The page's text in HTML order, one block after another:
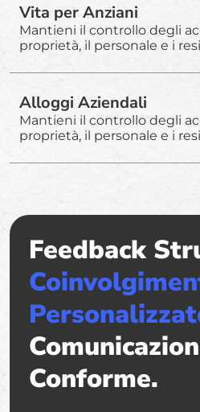
Vita per Anziani
Mantieni il controllo degli
proprietà, il personale e i
Alloggi Aziendali
Mantieni il controllo degli
proprietà, il personale e i
Feedback
Conforme.